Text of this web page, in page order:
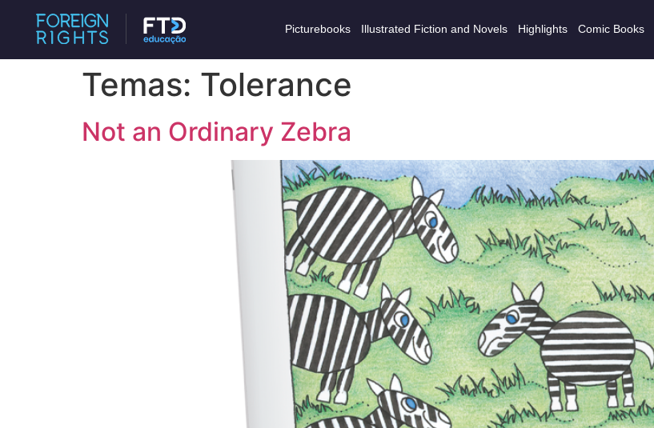
Picturebooks Illustrated Fiction and Novels Highlights Comic Books
Temas: Tolerance
Not an Ordinary Zebra